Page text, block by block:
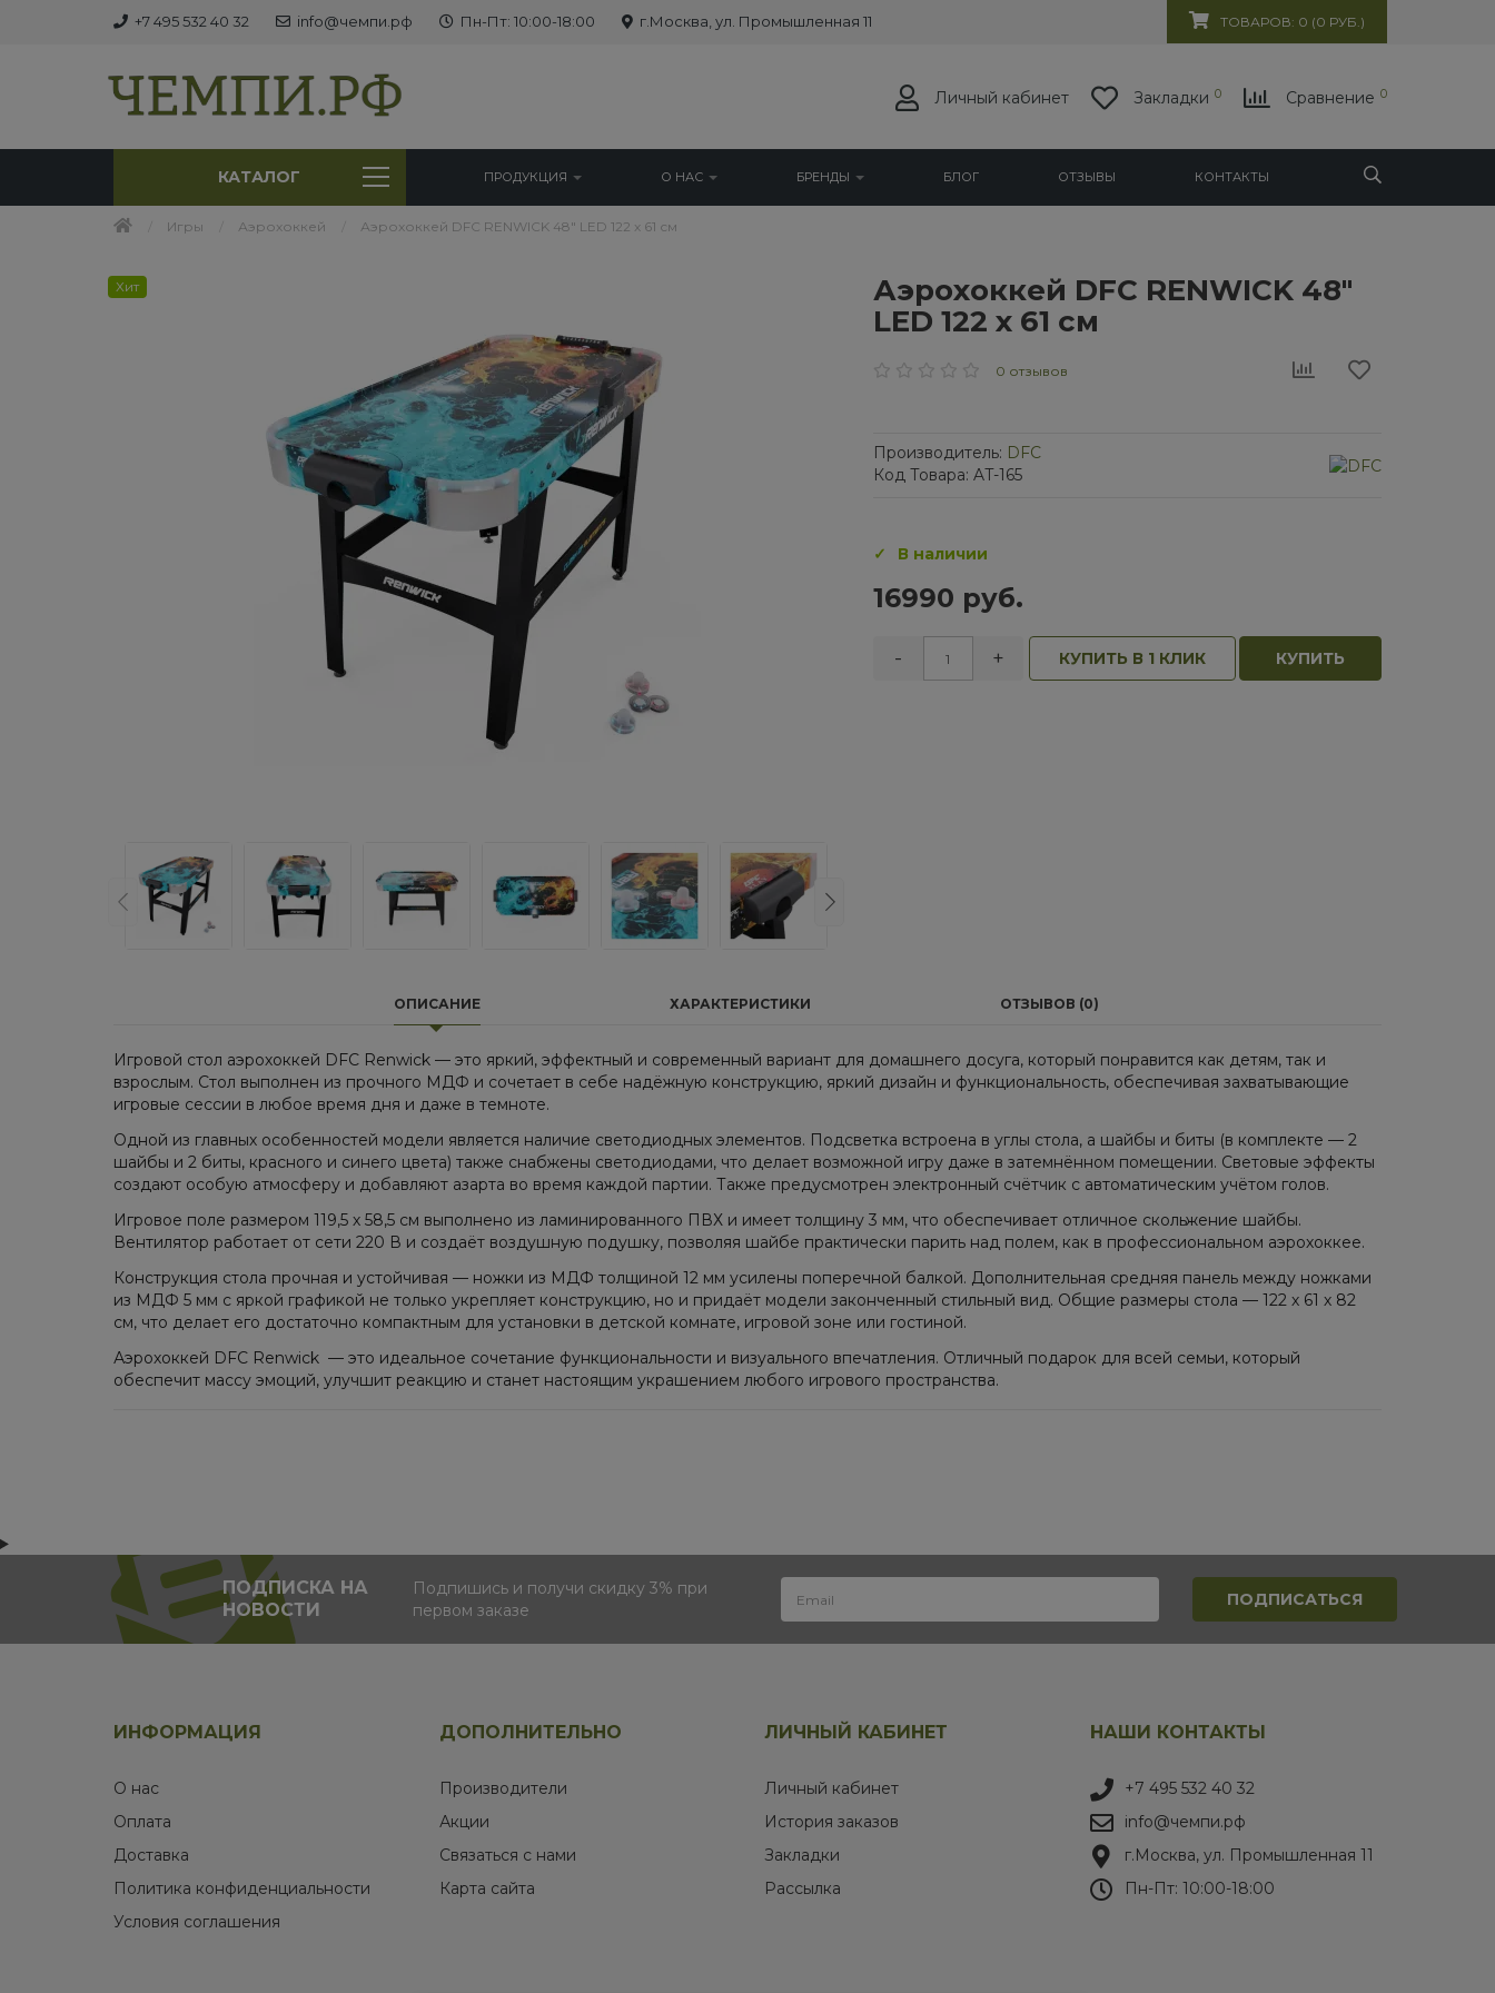
+7 495 532 40 32 info@чемпи.рф Пн-Пт: 10:00-18:00 г.Москва, ул. Промышленная 11 ТОВАРОВ: 0 (0 РУБ.)
Личный кабинет Закладки 0 Сравнение 0
КАТАЛОГ ПРОДУКЦИЯ О НАС БРЕНДЫ БЛОГ ОТЗЫВЫ КОНТАКТЫ
Игры Аэрохоккей Аэрохоккей DFC RENWICK 48" LED 122 х 61 см
Хит
Аэрохоккей DFC RENWICK 48"
LED 122 х 61 см
0 отзывов
Производитель: DFC
Код Товара: AT-165
В наличии
16990 руб.
- + КУПИТЬ В 1 КЛИК КУПИТЬ
ОПИСАНИЕ ХАРАКТЕРИСТИКИ ОТЗЫВОВ (0)
Игровой стол аэрохоккей DFC Renwick — это яркий, эффектный и современный вариант для домашнего досуга, который понравится как детям, так и
взрослым. Стол выполнен из прочного МДФ и сочетает в себе надёжную конструкцию, яркий дизайн и функциональность, обеспечивая захватывающие
игровые сессии в любое время дня и даже в темноте.
Одной из главных особенностей модели является наличие светодиодных элементов. Подсветка встроена в углы стола, а шайбы и биты (в комплекте — 2
шайбы и 2 биты, красного и синего цвета) также снабжены светодиодами, что делает возможной игру даже в затемнённом помещении. Световые эффекты
создают особую атмосферу и добавляют азарта во время каждой партии. Также предусмотрен электронный счётчик с автоматическим учётом голов.
Игровое поле размером 119,5 х 58,5 см выполнено из ламинированного ПВХ и имеет толщину 3 мм, что обеспечивает отличное скольжение шайбы.
Вентилятор работает от сети 220 В и создаёт воздушную подушку, позволяя шайбе практически парить над полем, как в профессиональном аэрохоккее.
Конструкция стола прочная и устойчивая — ножки из МДФ толщиной 12 мм усилены поперечной балкой. Дополнительная средняя панель между ножками
из МДФ 5 мм с яркой графикой не только укрепляет конструкцию, но и придаёт модели законченный стильный вид. Общие размеры стола — 122 х 61 х 82
см, что делает его достаточно компактным для установки в детской комнате, игровой зоне или гостиной.
Аэрохоккей DFC Renwick — это идеальное сочетание функциональности и визуального впечатления. Отличный подарок для всей семьи, который
обеспечит массу эмоций, улучшит реакцию и станет настоящим украшением любого игрового пространства.
ПОДПИСКА НА
НОВОСТИ
Подпишись и получи скидку 3% при
первом заказе
ИНФОРМАЦИЯ
О нас
Оплата
Доставка
Политика конфиденциальности
Условия соглашения
ДОПОЛНИТЕЛЬНО
Производители
Акции
Связаться с нами
Карта сайта
ЛИЧНЫЙ КАБИНЕТ
Личный кабинет
История заказов
Закладки
Рассылка
НАШИ КОНТАКТЫ
+7 495 532 40 32
info@чемпи.рф
г.Москва, ул. Промышленная 11
Пн-Пт: 10:00-18:00